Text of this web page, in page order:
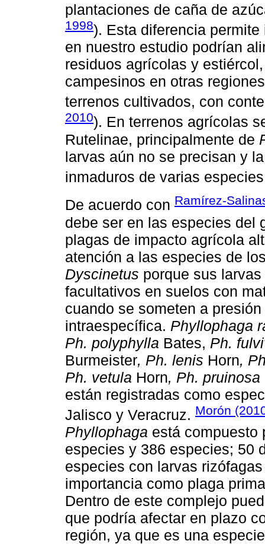
plantaciones de caña de
1998). Esta diferencia
en nuestro estudio podrían
residuos agrícolas y
campesinos en otras
terrenos cultivados, con
2010). En terrenos agrícolas
Rutelinae, principalmente de
larvas aún no se precisan y
inmaduros de varias
De acuerdo con Ramírez-
debe ser en las especies del
plagas de impacto agrícola
atención a las especies de
Dyscinetus porque sus
facultativos en suelos con
cuando se someten a
intraespecífica. Phyllophaga
Ph. polyphylla Bates, Ph.
Burmeister, Ph. lenis Horn,
Ph. vetula Horn, Ph. pruinosa
están registradas como
Jalisco y Veracruz. Morón
Phyllophaga está compuesto
especies y 386 especies; 50
especies con larvas
importancia como plaga
Dentro de este complejo
que podría afectar en plazo
región, ya que es una